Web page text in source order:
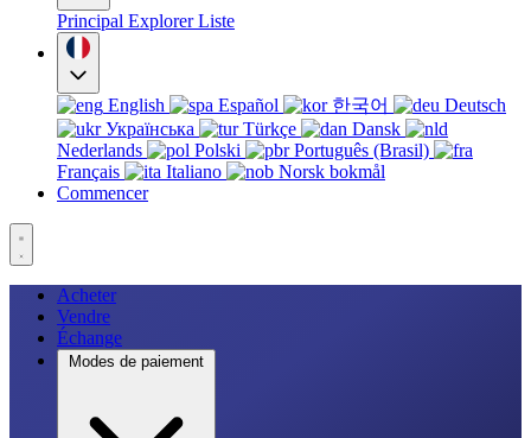
Principal ExplorerListe
English Español 한국어
Deutsch
Українська
Türkçe
Dansk
Nederlands
Polski
Português (Brasil)
Français
Italiano
Norsk bokmål
Commencer
Acheter
Vendre
Échange
Modes de paiement